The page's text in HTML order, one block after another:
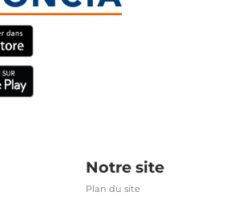
Notre site
Plan du site